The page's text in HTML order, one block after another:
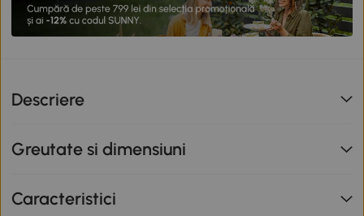
Descriere
Greutate si dimensiuni
Caracteristici